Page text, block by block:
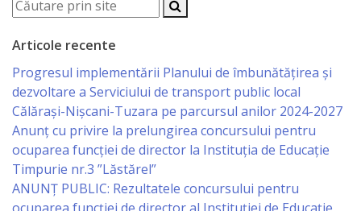
CISC
Organigrama
Regulament
Consiliul
local
Articole recente
Progresul implementării Planului de îmbunătățirea și
dezvoltare a Serviciului de transport public local
Călărași-Nișcani-Tuzara pe parcursul anilor 2024-2027
Anunț cu privire la prelungirea concursului pentru
ocuparea funcţiei de director la Instituția de Educație
Timpurie nr.3 ”Lăstărel”
ANUNȚ PUBLIC: Rezultatele concursului pentru